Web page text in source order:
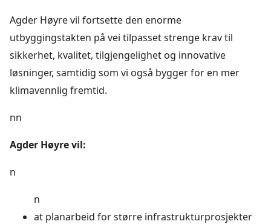
Agder Høyre vil fortsette den enorme
utbyggingstakten på vei tilpasset strenge krav til
sikkerhet, kvalitet, tilgjengelighet og innovative
løsninger, samtidig som vi også bygger for en mer
klimavennlig fremtid.
nn
Agder Høyre vil:
n
n
at planarbeid for større infrastrukturprosjekter